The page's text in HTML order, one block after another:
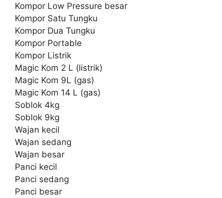
Kompor Low Pressure besar
Kompor Satu Tungku
Kompor Dua Tungku
Kompor Portable
Kompor Listrik
Magic Kom 2 L (listrik)
Magic Kom 9L (gas)
Magic Kom 14 L (gas)
Soblok 4kg
Soblok 9kg
Wajan kecil
Wajan sedang
Wajan besar
Panci kecil
Panci sedang
Panci besar